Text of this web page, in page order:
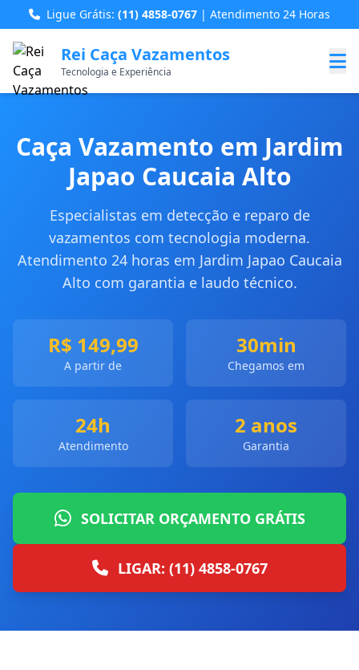
Ligue Grátis: (11) 4858-0767 | Atendimento 24 Horas
Rei Caça Vazamentos
Tecnologia e Experiência
Caça Vazamento em Jardim
Japao Caucaia Alto
Especialistas em detecção e reparo de
vazamentos com tecnologia moderna.
Atendimento 24 horas em Jardim Japao Caucaia
Alto com garantia e laudo técnico.
R$ 149,99
A partir de
30min
Chegamos em
24h
Atendimento
2 anos
Garantia
SOLICITAR ORÇAMENTO GRÁTIS
LIGAR: (11) 4858-0767